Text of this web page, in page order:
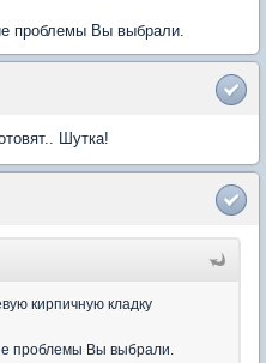
проблемы Вы выбрали.
Шутка!
кирпичную кладку
проблемы Вы выбрали.